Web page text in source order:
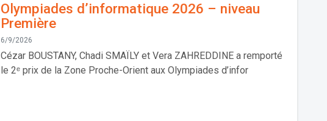
Olympiades d’informatique 2026 – niveau
Première
6/9/2026
Cézar BOUSTANY, Chadi SMAÏLY et Vera ZAHREDDINE a remporté
le 2ᵉ prix de la Zone Proche-Orient aux Olympiades d’infor